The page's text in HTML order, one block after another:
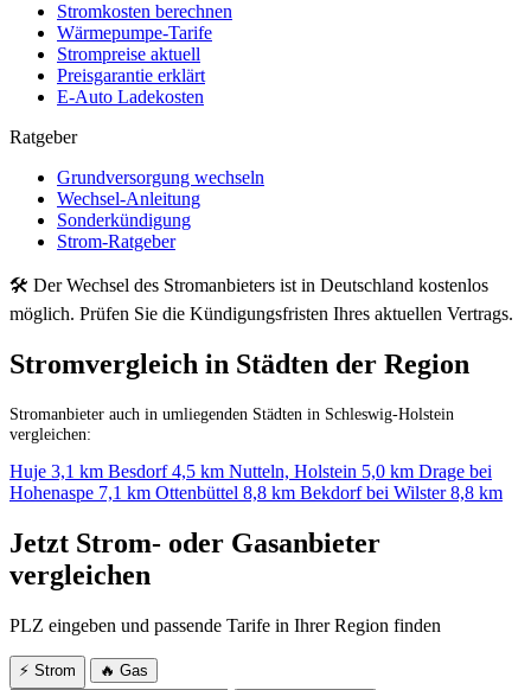
Stromkosten berechnen
Wärmepumpe-Tarife
Strompreise aktuell
Preisgarantie erklärt
E-Auto Ladekosten
Ratgeber
Grundversorgung wechseln
Wechsel-Anleitung
Sonderkündigung
Strom-Ratgeber
🛠 Der Wechsel des Stromanbieters ist in Deutschland kostenlos
möglich. Prüfen Sie die Kündigungsfristen Ihres aktuellen Vertrags.
Stromvergleich in Städten der Region
Stromanbieter auch in umliegenden Städten in Schleswig-Holstein
vergleichen:
Huje 3,1 km Besdorf4,5 km Nutteln, Holstein 5,0 km Drage bei
Hohenaspe 7,1 km Ottenbüttel 8,8 km Bekdorf bei Wilster8,8 km
Jetzt Strom- oder Gasanbieter
vergleichen
PLZ eingeben und passende Tarife in Ihrer Region finden
⚡ Strom
🔥 Gas